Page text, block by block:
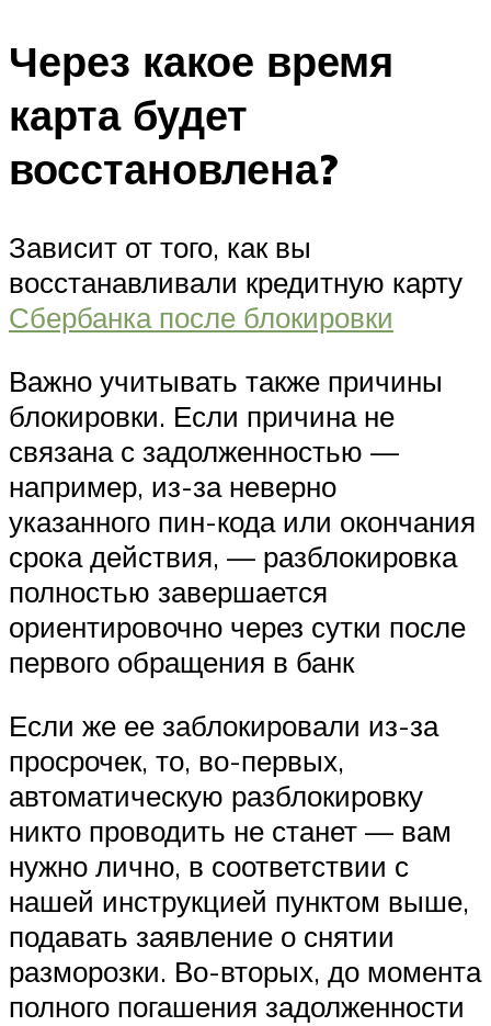
Через какое время
карта будет
восстановлена?
Зависит от того, как вы
восстанавливали кредитную карту
Сбербанка после блокировки
Важно учитывать также причины
блокировки. Если причина не
связана с задолженностью —
например, из-за неверно
указанного пин-кода или окончания
срока действия, — разблокировка
полностью завершается
ориентировочно через сутки после
первого обращения в банк
Если же ее заблокировали из-за
просрочек, то, во-первых,
автоматическую разблокировку
никто проводить не станет — вам
нужно лично, в соответствии с
нашей инструкцией пунктом выше,
подавать заявление о снятии
разморозки. Во-вторых, до момента
полного погашения задолженности